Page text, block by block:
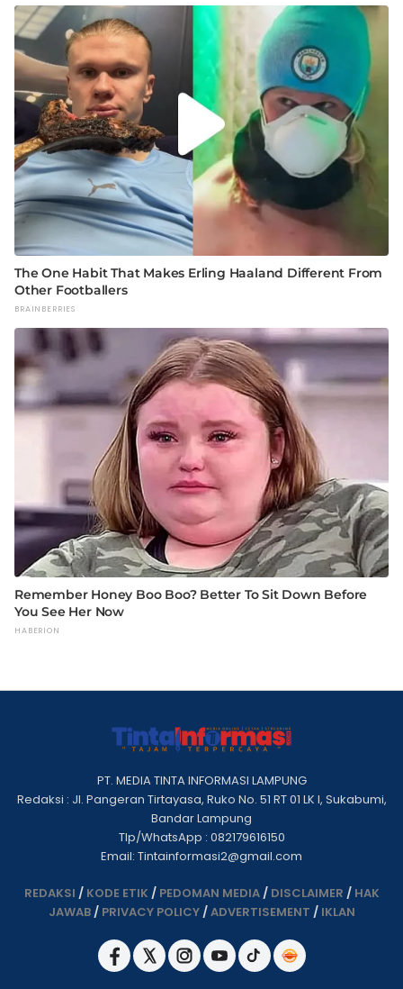
PT. MEDIA TINTA INFORMASI LAMPUNG
Redaksi : Jl. Pangeran Tirtayasa, Ruko No. 51 RT 01 LK I, Sukabumi,
Bandar Lampung
Tlp/WhatsApp : 082179616150
Email: Tintainformasi2@gmail.com
REDAKSI / KODE ETIK / PEDOMAN MEDIA/ DISCLAIMER / HAK
JAWAB/ PRIVACY POLICY/ADVERTISEMENT / IKLAN